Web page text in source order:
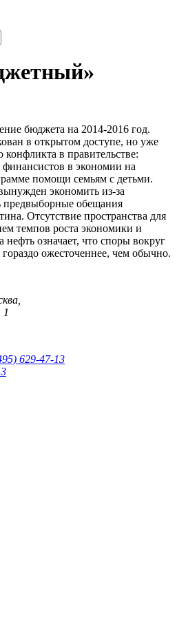
бюджета на 2014-2016 год.
в открытом доступе, но уже
в правительстве:
в экономии на
помощи семьям с детьми.
экономить из-за
предвыборные обещания
Отсутствие пространства для
темпов роста экономики и
означает, что споры вокруг
ожесточеннее, чем обычно.
1
629-47-13